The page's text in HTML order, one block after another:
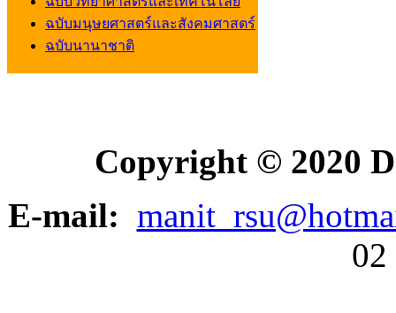
ฉบับมนุษยศาสตร์และสังคมศาสตร์
ฉบับนานาชาติ
Copyright © 2020
E-mail:
02